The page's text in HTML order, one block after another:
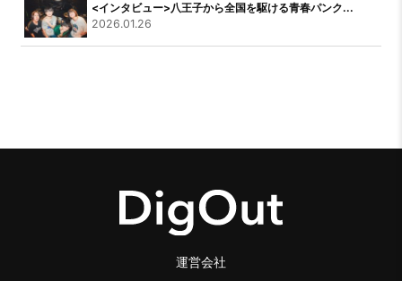
<インタビュー>八王子から全国を駆ける青春パンク...
2026.01.26
運営会社